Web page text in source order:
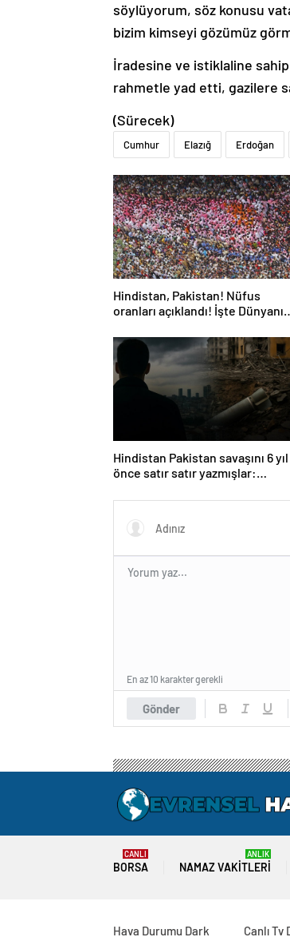
söylüyorum, söz konusu
bizim kimseyi gözümüz
İradesine ve istiklaline
rahmetle yad etti, gazilere
(Sürecek)
Cumhur Elazığ Erdoğan
Hindistan, Pakistan! Nüfus
oranları açıklandı! İşte Dünyanın
haritası ülkeler!
Hindistan Pakistan savaşını 6 yıl
önce satır satır yazmışlar:
etkiler’
Gönder
En az 10 karakter gerekli
BORSA
CANLI
NAMAZ VAKITLERI
ANLIK
Hava Durumu Dark Canlı Tv